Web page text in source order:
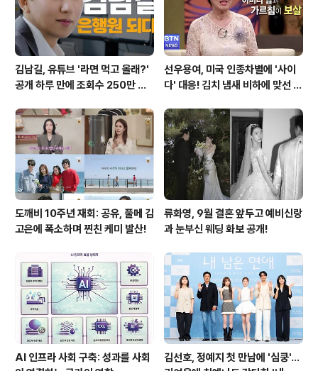
김남길, 유튜브 '라면 먹고 올래?'
공개 하루 만에 조회수 250만 돌
선우용여, 미국 인종차별에 '사이
다' 대응! 김치 냄새 비하에 맞선 통
도깨비 10주년 재회: 공유, 풀메 김
고은에 폭소하며 찐친 케미 발산!
류화영, 9월 결혼 앞두고 예비신랑
과 눈부신 웨딩 화보 공개!
AI 인프라 사회 구축: 성과를 사회
김선호, 정예지 첫 만남에 '심쿵'…